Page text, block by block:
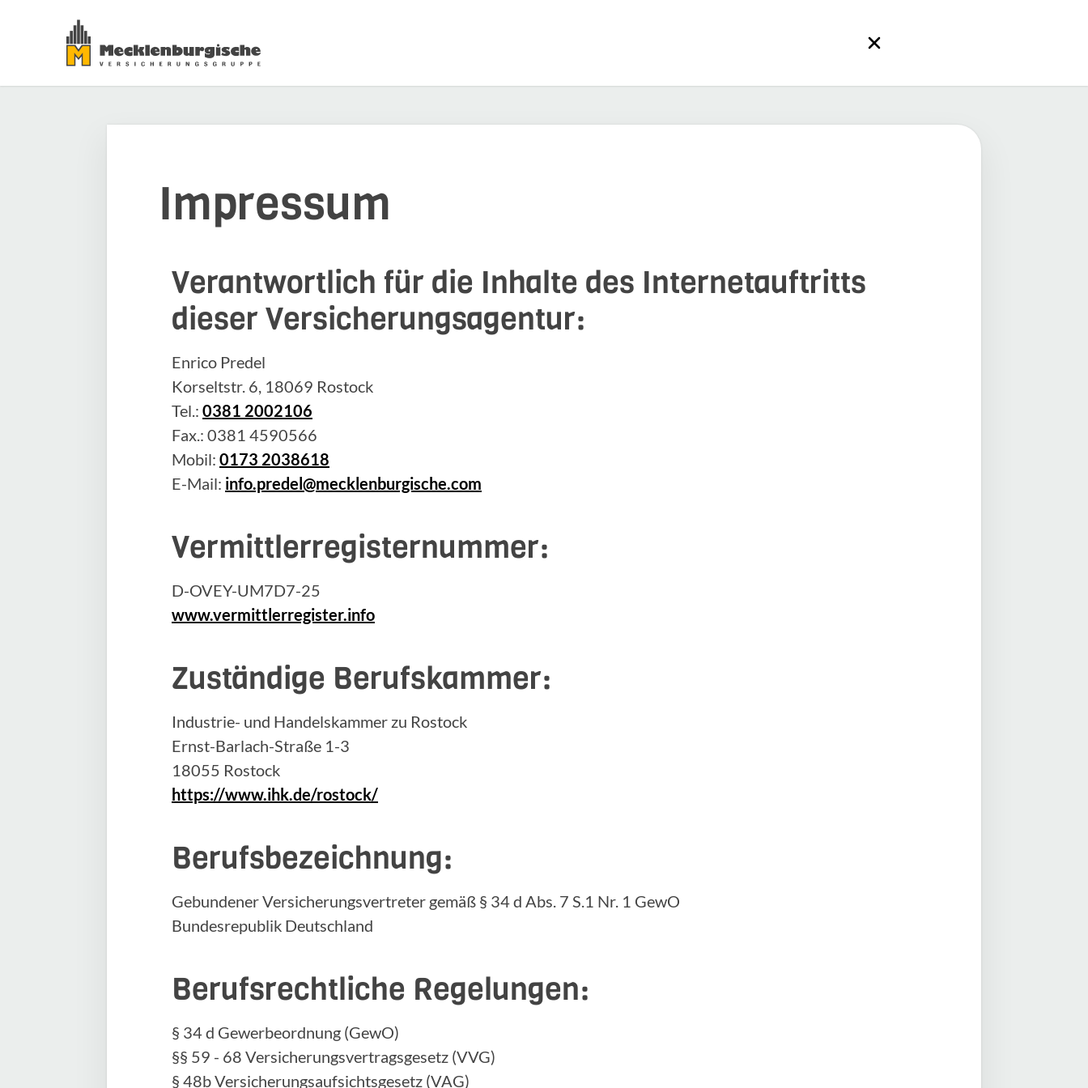
Impressum
Verantwortlich für die Inhalte des Internetauftritts
dieser Versicherungsagentur:
Enrico Predel
Korseltstr. 6, 18069 Rostock
Tel.: 0381 2002106
Fax.: 0381 4590566
Mobil: 0173 2038618
E-Mail: info.predel@mecklenburgische.com
Vermittlerregisternummer:
D-OVEY-UM7D7-25
www.vermittlerregister.info
Zuständige Berufskammer:
Industrie- und Handelskammer zu Rostock
Ernst-Barlach-Straße 1-3
18055 Rostock
https://www.ihk.de/rostock/
Berufsbezeichnung:
Gebundener Versicherungsvertreter gemäß § 34 d Abs. 7 S.1 Nr. 1 GewO
Bundesrepublik Deutschland
Berufsrechtliche Regelungen:
§ 34 d Gewerbeordnung (GewO)
§§ 59 - 68 Versicherungsvertragsgesetz (VVG)
§ 48b Versicherungsaufsichtsgesetz (VAG)